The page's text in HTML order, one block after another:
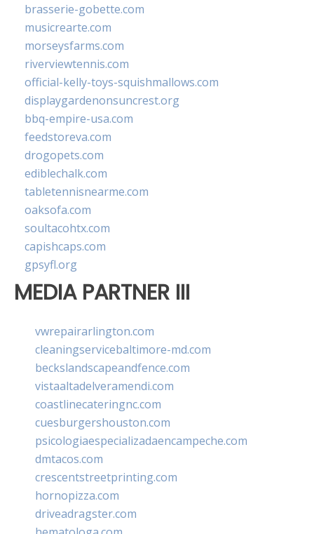
brasserie-gobette.com
musicrearte.com
morseysfarms.com
riverviewtennis.com
official-kelly-toys-squishmallows.com
displaygardenonsuncrest.org
bbq-empire-usa.com
feedstoreva.com
drogopets.com
ediblechalk.com
tabletennisnearme.com
oaksofa.com
soultacohtx.com
capishcaps.com
gpsyfl.org
MEDIA PARTNER III
vwrepairarlington.com
cleaningservicebaltimore-md.com
beckslandscapeandfence.com
vistaaltadelveramendi.com
coastlinecateringnc.com
cuesburgershouston.com
psicologiaespecializadaencampeche.com
dmtacos.com
crescentstreetprinting.com
hornopizza.com
driveadragster.com